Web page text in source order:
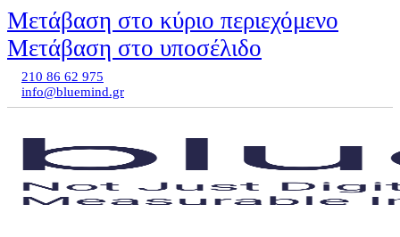
Μετάβαση στο κύριο περιεχόμενο
Μετάβαση στο υποσέλιδο
210 86 62 975
info@bluemind.gr